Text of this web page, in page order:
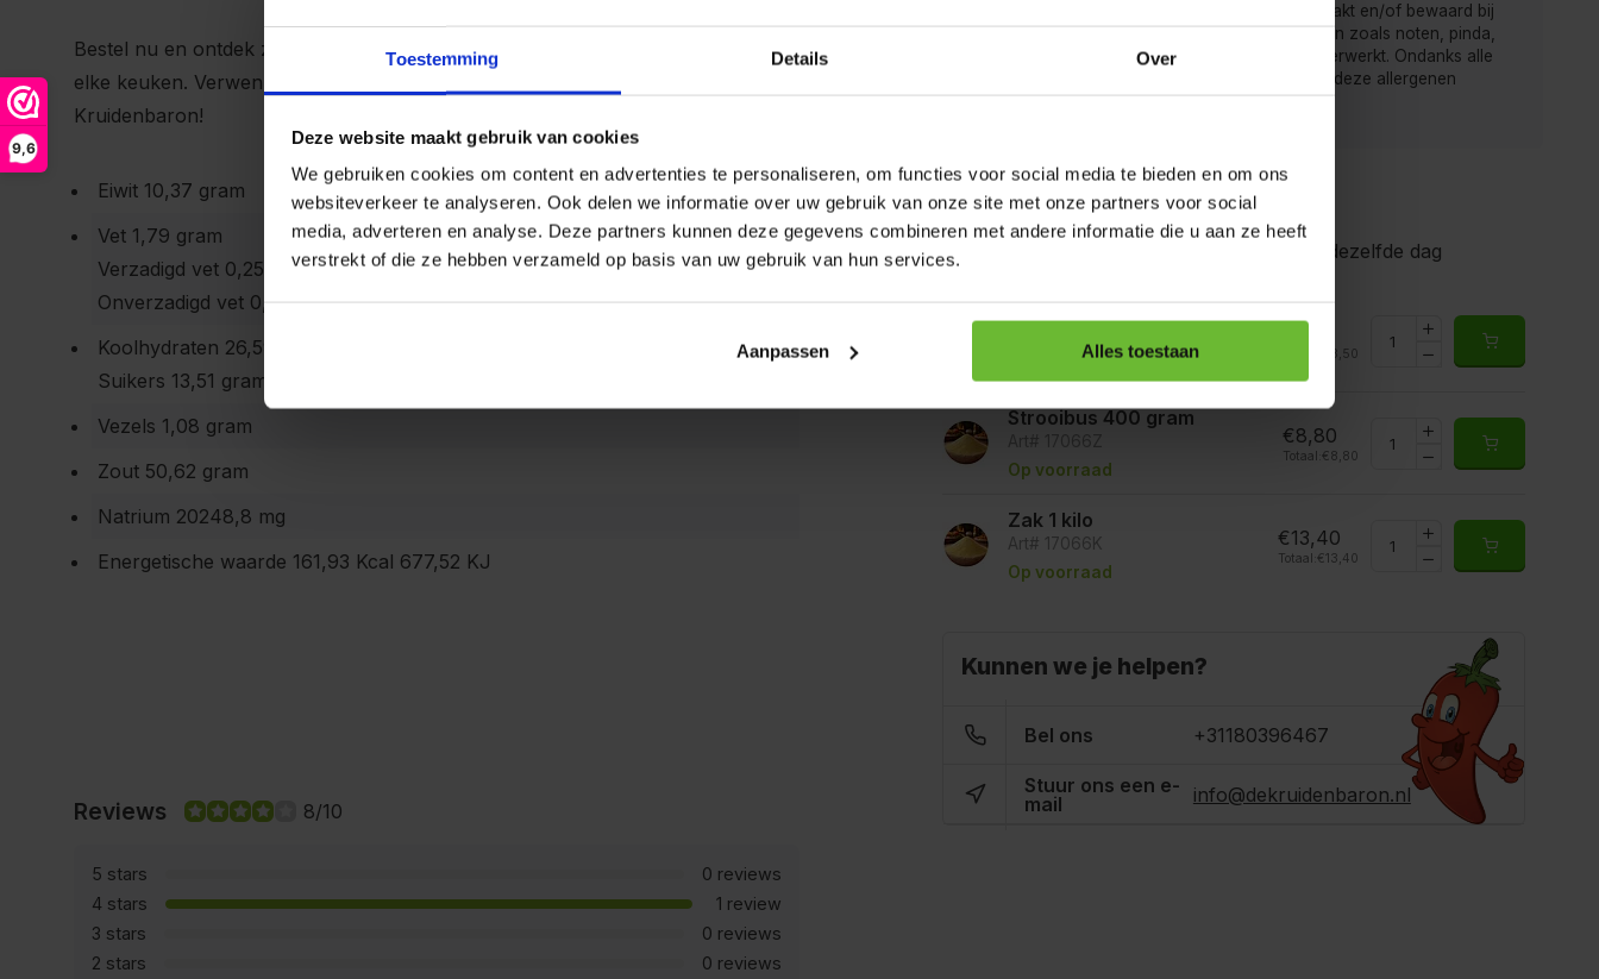
Toestemming Details Over
Deze website maakt gebruik van cookies
We gebruiken cookies om content en advertenties te personaliseren, om functies voor social media te bieden en om ons
websiteverkeer te analyseren. Ook delen we informatie over uw gebruik van onze site met onze partners voor social
media, adverteren en analyse. Deze partners kunnen deze gegevens combineren met andere informatie die u aan ze heeft
verstrekt of die ze hebben verzameld op basis van uw gebruik van hun services.
Aanpassen Alles toestaan
9,6
Bestel nu en ontdek zelf waarom onze Aroma Kruidenmix een must-have is in
elke keuken. Verwen jezelf en je gasten met onvergetelijke smaken, alleen bij De
Kruidenbaron!
Eiwit 10,37 gram
Vet 1,79 gram
Verzadigd vet 0,25 gram
Onverzadigd vet 0,03 gram
Koolhydraten 26,59 gram
Suikers 13,51 gram
Vezels 1,08 gram
Zout 50,62 gram
Natrium 20248,8 mg
Energetische waarde 161,93 Kcal 677,52 KJ
Reviews 8/10
5 stars
0 reviews
4 stars
1 review
3 stars
0 reviews
2 stars
0 reviews
De producten van de Kruidenbaron worden verpakt en/of bewaard bij
bedrijven waar men ook producten met allergenen zoals noten, pinda,
mosterd, selderij, gluten, sesam, soja en sulfiet verwerkt. Ondanks alle
goede voorzorgen is het mogelijk dat producten deze allergenen
kunnen bevatten.
Op werkdagen voor 15.00 uur besteld, dezelfde dag
Zakje 100 gram
€3,50
Strooibus 400 gram
Op voorraad
€8,80
Totaal: €8,80
Zak 1 kilo
Art# 17066K
Op voorraad
€13,40
Totaal: €13,40
Kunnen we je helpen?
Bel ons +31180396467
Stuur ons een e-
mail
info@dekruidenbaron.nl